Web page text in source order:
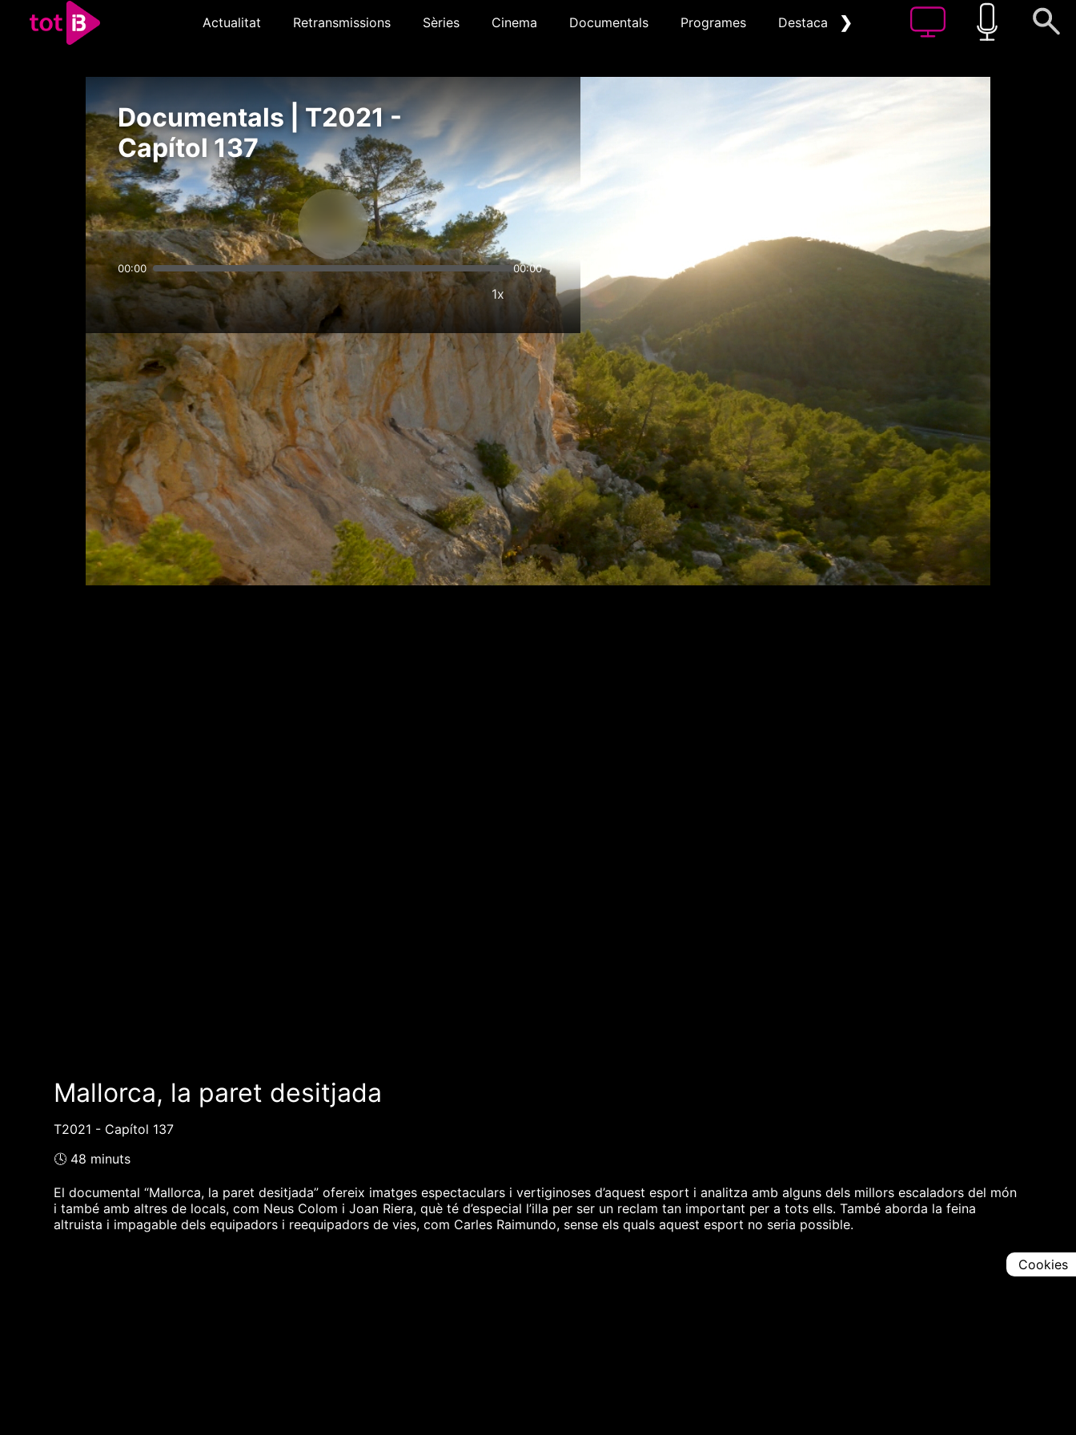
Actualitat Retransmissions Sèries Cinema Documentals Programes Destacat ❯
Documentals | T2021 -
Capítol 137
00:00 00:00
1x
Mallorca, la paret desitjada
T2021 - Capítol 137
🕓 48 minuts
El documental “Mallorca, la paret desitjada” ofereix imatges espectaculars i vertiginoses d’aquest esport i analitza amb alguns dels millors escaladors del món
i també amb altres de locals, com Neus Colom i Joan Riera, què té d’especial l’illa per ser un reclam tan important per a tots ells. També aborda la feina
altruista i impagable dels equipadors i reequipadors de vies, com Carles Raimundo, sense els quals aquest esport no seria possible.
Cookies